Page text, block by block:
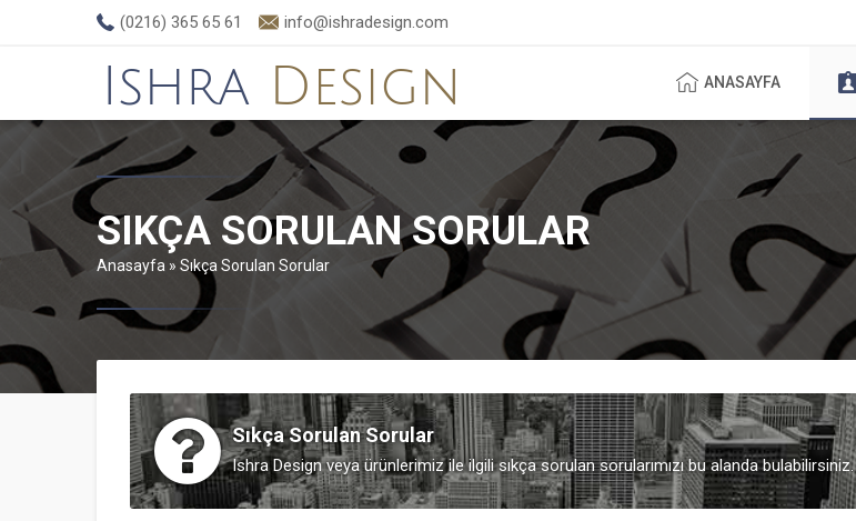
(0216) 365 65 61 info@ishradesign.com
ANASAYFA
SIKÇA SORULAN SORULAR
Anasayfa » Sıkça Sorulan Sorular
Sıkça Sorulan Sorular
Ishra Design veya ürünlerimiz ile ilgili sıkça sorulan sorularımızı bu alanda bulabilirsiniz.